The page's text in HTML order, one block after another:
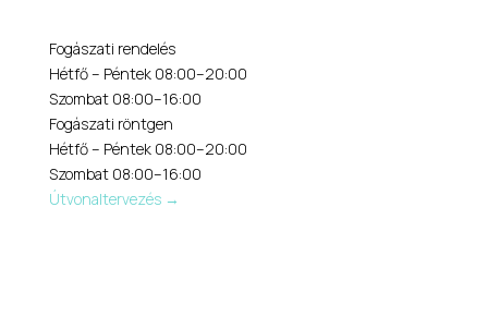
Fogászati rendelés
Hétfő – Péntek 08:00–20:00
Szombat 08:00–16:00
Fogászati röntgen
Hétfő – Péntek 08:00–20:00
Szombat 08:00–16:00
Útvonaltervezés →